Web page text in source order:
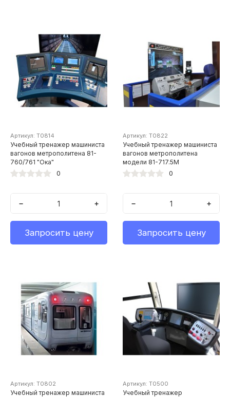
Артикул: Т0814
Учебный тренажер машиниста
вагонов метрополитена 81-
760/761 "Ока"
0
− +
Запросить цену
Артикул: Т0822
Учебный тренажер машиниста
вагонов метрополитена
модели 81-717.5М
0
− +
Запросить цену
Артикул: Т0802
Учебный тренажер машиниста
Артикул: Т0500
Учебный тренажер